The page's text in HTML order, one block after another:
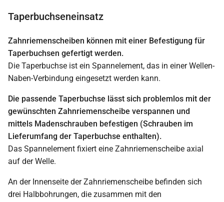
Taperbuchseneinsatz
Zahnriemenscheiben können mit einer Befestigung für
Taperbuchsen gefertigt werden.
Die Taperbuchse ist ein Spannelement, das in einer Wellen-
Naben-Verbindung eingesetzt werden kann.
Die passende Taperbuchse lässt sich problemlos mit der
gewünschten Zahnriemenscheibe verspannen und
mittels Madenschrauben befestigen (Schrauben im
Lieferumfang der Taperbuchse enthalten).
Das Spannelement fixiert eine Zahnriemenscheibe axial
auf der Welle.
An der Innenseite der Zahnriemenscheibe befinden sich
drei Halbbohrungen, die zusammen mit den